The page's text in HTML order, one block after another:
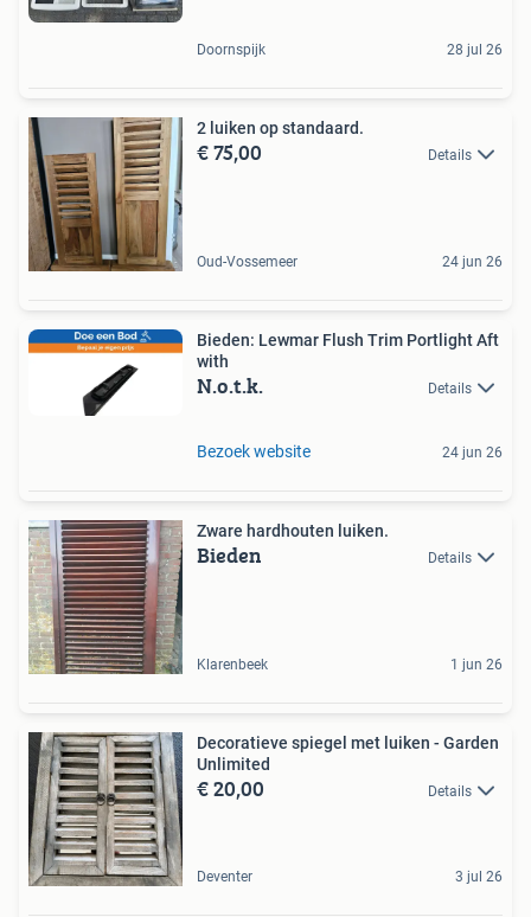
Doornspijk 28 jul 26
2 luiken op standaard.
€ 75,00 Details
Oud-Vossemeer 24 jun 26
Bieden: Lewmar Flush Trim Portlight Aft
with
N.o.t.k. Details
Bezoek website 24 jun 26
Zware hardhouten luiken.
Bieden Details
Klarenbeek 1 jun 26
Decoratieve spiegel met luiken - Garden
Unlimited
€ 20,00 Details
Deventer 3 jul 26